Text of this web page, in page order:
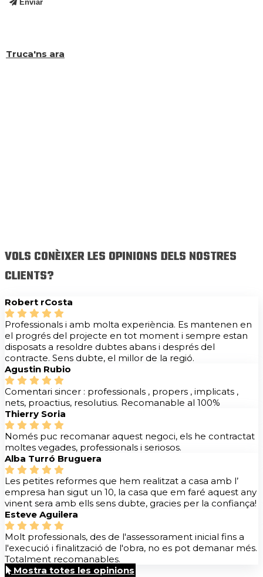
Enviar
Truca'ns ara
VOLS CONÈIXER LES OPINIONS DELS NOSTRES
CLIENTS?
Robert rCosta
Professionals i amb molta experiència. Es mantenen en
el progrés del projecte en tot moment i sempre estan
disposats a resoldre dubtes abans i després del
contracte. Sens dubte, el millor de la regió.
Agustin Rubio
Comentari sincer : professionals , propers , implicats ,
nets, proactius, resolutius. Recomanable al 100%
Thierry Soria
Només puc recomanar aquest negoci, els he contractat
moltes vegades, professionals i seriosos.
Alba Turró Bruguera
Les petites reformes que hem realitzat a casa amb l’
empresa han sigut un 10, la casa que em faré aquest any
vinent sera amb ells sens dubte, gracies per la confiança!
Esteve Aguilera
Molt professionals, des de l'assessorament inicial fins a
l'execució i finalització de l'obra, no es pot demanar més.
Totalment recomanables.
Mostra totes les opinions